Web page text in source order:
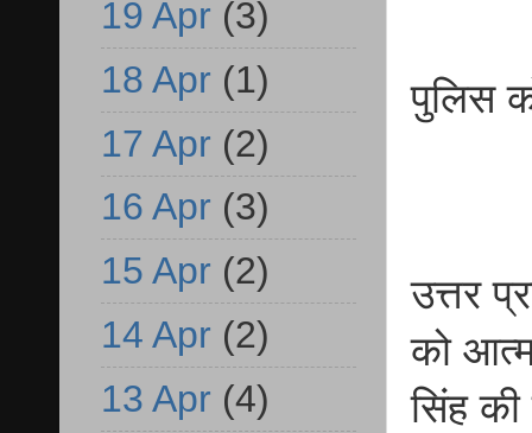
पुलिस
उत्तर
को
सिंह
19 Apr (3)
18 Apr (1)
17 Apr (2)
16 Apr (3)
15 Apr (2)
14 Apr (2)
13 Apr (4)